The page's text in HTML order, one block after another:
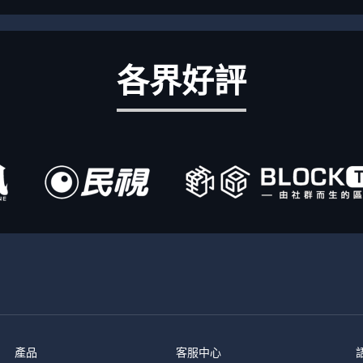
各界好評
產品 客服中心